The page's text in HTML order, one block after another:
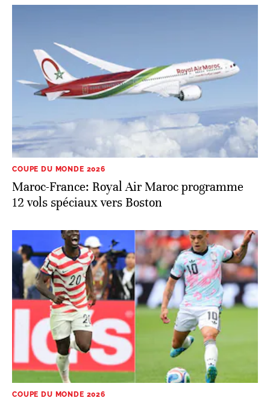
Maroc-France: Royal Air Maroc programme
12 vols spéciaux vers Boston
COUPE DU MONDE 2026
Mondial-2026: La fédération belge stupéfaite
par la suspension du carton rouge de Balogun
avant le huitième face aux États-Unis